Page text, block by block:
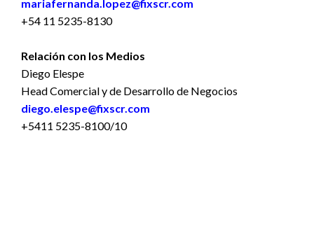
mariafernanda.lopez@fixscr.com
+54 11 5235-8130
Relación con los Medios
Diego Elespe
Head Comercial y de Desarrollo de Negocios
diego.elespe@fixscr.com
+5411 5235-8100/10